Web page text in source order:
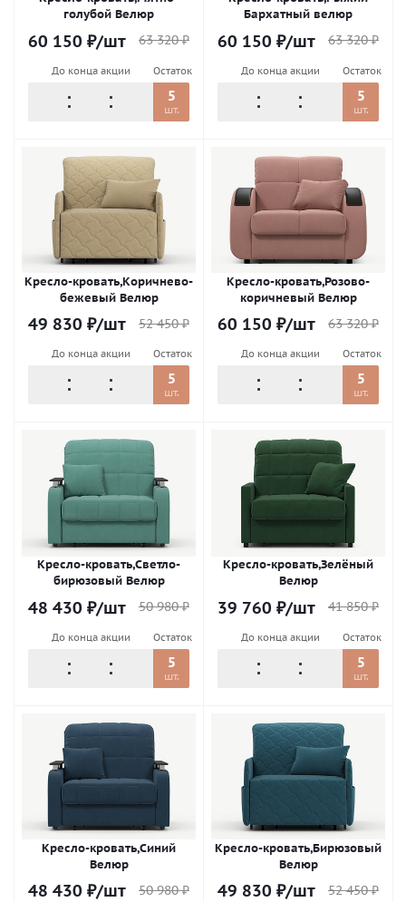
голубой Велюр
60 150 ₽/шт 63 320₽
До конца акции Остаток
5
шт.
Бархатный велюр
60 150 ₽/шт 63 320₽
До конца акции Остаток
5
шт.
Кресло-кровать,Коричнево-
бежевый Велюр
49 830 ₽/шт 52 450₽
До конца акции Остаток
5
шт.
Кресло-кровать,Розово-
коричневый Велюр
60 150 ₽/шт 63 320₽
До конца акции Остаток
5
шт.
Кресло-кровать,Светло-
бирюзовый Велюр
48 430 ₽/шт 50 980₽
До конца акции Остаток
5
шт.
Кресло-кровать,Зелёный
Велюр
39 760 ₽/шт 41 850₽
До конца акции Остаток
5
шт.
Кресло-кровать,Синий
Велюр
48 430 ₽/шт 50 980₽
Кресло-кровать,Бирюзовый
Велюр
49 830 ₽/шт 52 450₽